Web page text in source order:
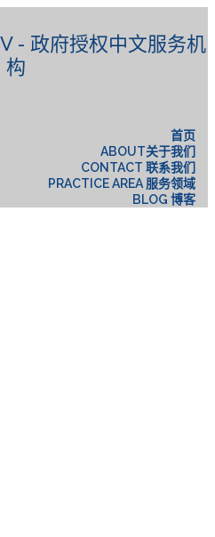
- 政府授权中文服务机
构
首页
ABOUT关于我们
CONTACT 联系我们
PRACTICE AREA 服务领域
BLOG 博客